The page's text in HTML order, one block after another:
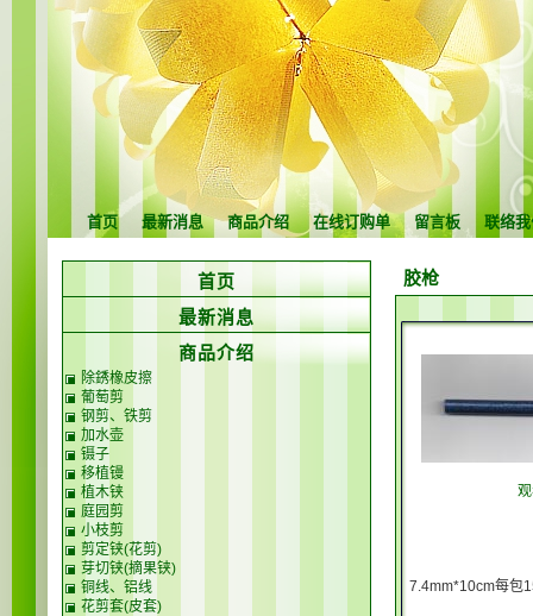
首页 最新消息 商品介绍 在线订购单 留言板 联络
胶枪
7.4mm*10cm每包
首页
最新消息
商品介绍
除銹橡皮擦
葡萄剪
钢剪、铁剪
加水壶
镊子
移植镘
植木铗
庭园剪
小枝剪
剪定铗(花剪)
芽切铗(摘果铗)
铜线、铝线
花剪套(皮套)